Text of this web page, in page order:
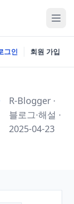
그인 회원 가입
R-Blogger ·
블로그·해설 ·
2025-04-23